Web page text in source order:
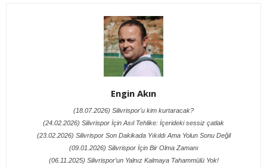
Engin Akın
(18.07.2026) Silivrispor'u kim kurtaracak?
(24.02.2026) Silivrispor İçin Asıl Tehlike: İçerideki sessiz çatlak
(23.02.2026) Silivrispor Son Dakikada Yıkıldı Ama Yolun Sonu Değil
(09.01.2026) Silivrispor İçin Bir Olma Zamanı
(06.11.2025) Silivrispor’un Yalnız Kalmaya Tahammülü Yok!